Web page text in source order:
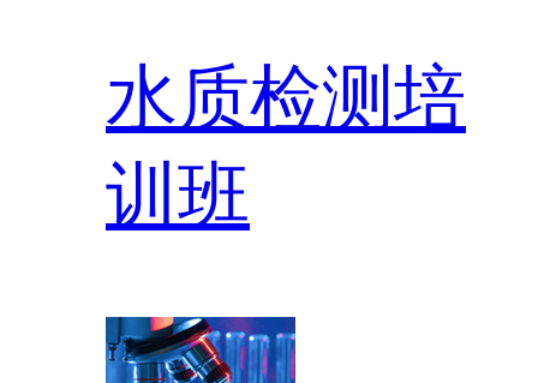
水质检测培
训班